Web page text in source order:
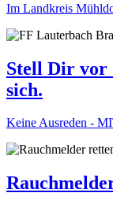
Im Landkreis
Stell Dir vor
sich.
Keine Ausreden -